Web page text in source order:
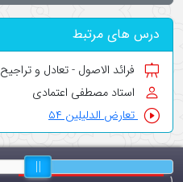
درس های مرتبط
فرائد الاصول - تعادل و تراجیح
استاد مصطفی اعتمادی
تعارض الدلیلین ۵۴